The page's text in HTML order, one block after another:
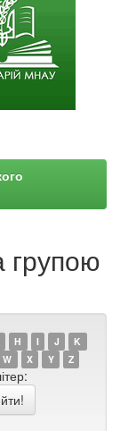
групою
H I J
K
W X Y Z